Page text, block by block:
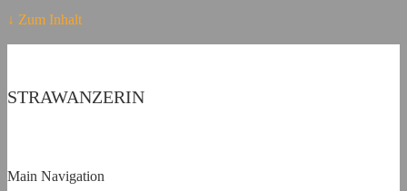
↓ Zum Inhalt
STRAWANZERIN
Main Navigation